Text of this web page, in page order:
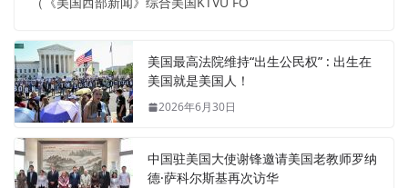
美国最高法院维持“出生公民权” : 出生在
美国就是美国人！
2026年6月30日
中国驻美国大使谢锋邀请美国老教师罗纳
德·萨科尔斯基再次访华